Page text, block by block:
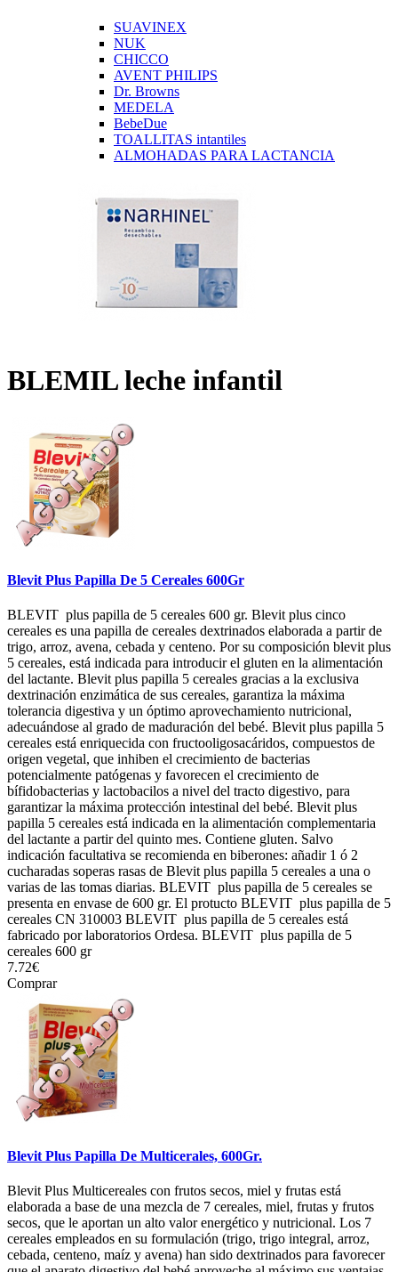
SUAVINEX
NUK
CHICCO
AVENT PHILIPS
Dr. Browns
MEDELA
BebeDue
TOALLITAS intantiles
ALMOHADAS PARA LACTANCIA
BLEMIL leche infantil
Blevit Plus Papilla De 5 Cereales 600Gr
BLEVIT plus papilla de 5 cereales 600 gr. Blevit plus cinco
cereales es una papilla de cereales dextrinados elaborada a partir de
trigo, arroz, avena, cebada y centeno. Por su composición blevit plus
5 cereales, está indicada para introducir el gluten en la alimentación
del lactante. Blevit plus papilla 5 cereales gracias a la exclusiva
dextrinación enzimática de sus cereales, garantiza la máxima
tolerancia digestiva y un óptimo aprovechamiento nutricional,
adecuándose al grado de maduración del bebé. Blevit plus papilla 5
cereales está enriquecida con fructooligosacáridos, compuestos de
origen vegetal, que inhiben el crecimiento de bacterias
potencialmente patógenas y favorecen el crecimiento de
bífidobacterias y lactobacilos a nivel del tracto digestivo, para
garantizar la máxima protección intestinal del bebé. Blevit plus
papilla 5 cereales está indicada en la alimentación complementaria
del lactante a partir del quinto mes. Contiene gluten. Salvo
indicación facultativa se recomienda en biberones: añadir 1 ó 2
cucharadas soperas rasas de Blevit plus papilla 5 cereales a una o
varias de las tomas diarias. BLEVIT plus papilla de 5 cereales se
presenta en envase de 600 gr. El protucto BLEVIT plus papilla de 5
cereales CN 310003 BLEVIT plus papilla de 5 cereales está
fabricado por laboratorios Ordesa. BLEVIT plus papilla de 5
cereales 600 gr
7.72€
Comprar
Blevit Plus Papilla De Multicerales, 600Gr.
Blevit Plus Multicereales con frutos secos, miel y frutas está
elaborada a base de una mezcla de 7 cereales, miel, frutas y frutos
secos, que le aportan un alto valor energético y nutricional. Los 7
cereales empleados en su formulación (trigo, trigo integral, arroz,
cebada, centeno, maíz y avena) han sido dextrinados para favorecer